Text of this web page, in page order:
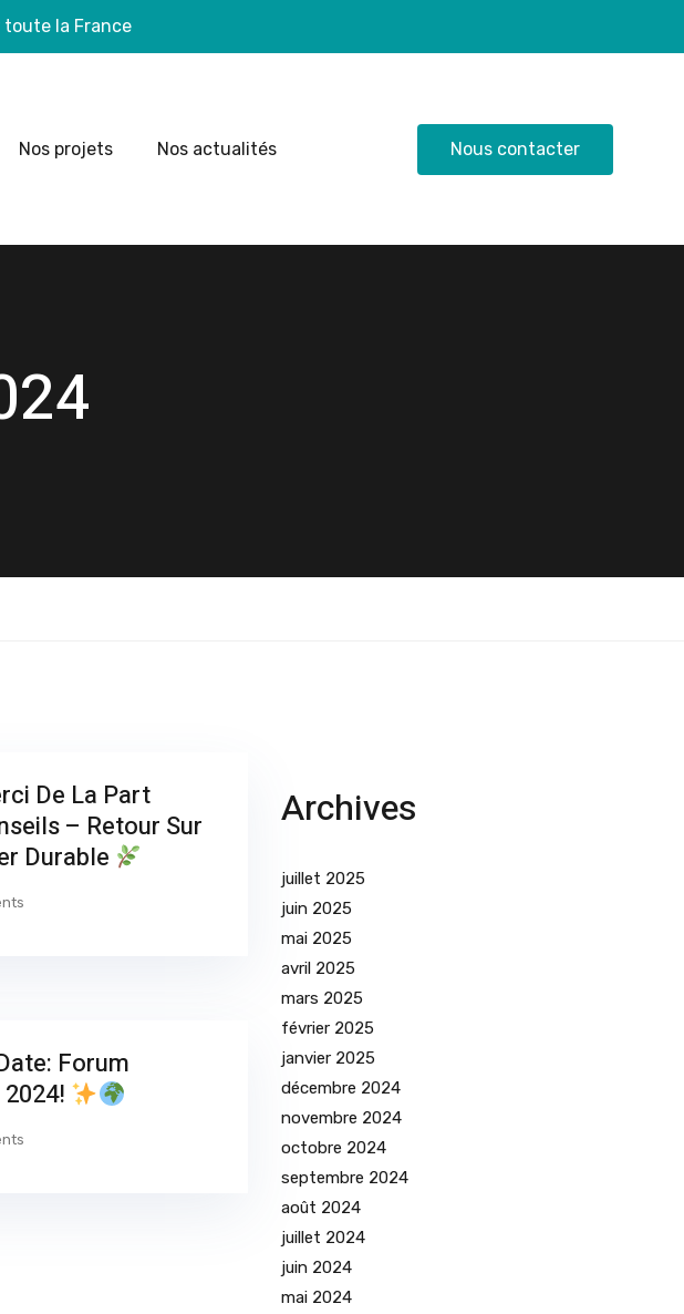
la France
Nos projets Nos actualités Nous contacter
De La Part
– Retour Sur
Durable
Forum
Archives
juillet 2025
juin 2025
mai 2025
avril 2025
mars 2025
février 2025
janvier 2025
décembre 2024
novembre 2024
octobre 2024
septembre 2024
août 2024
juillet 2024
juin 2024
mai 2024